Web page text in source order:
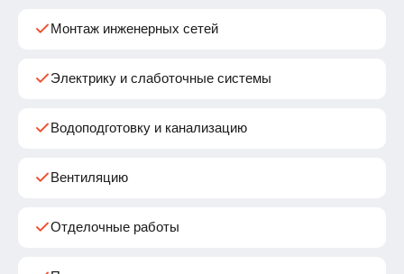
Монтаж инженерных сетей
Электрику и слаботочные системы
Водоподготовку и канализацию
Вентиляцию
Отделочные работы